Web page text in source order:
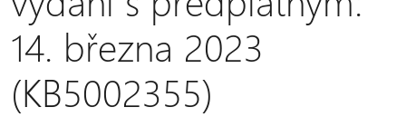
14. března 2023
(KB5002355)